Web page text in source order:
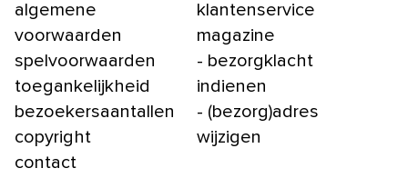
algemene
voorwaarden
spelvoorwaarden
toegankelijkheid
bezoekersaantallen
copyright
contact
klantenservice
magazine
- bezorgklacht
indienen
- (bezorg)adres
wijzigen